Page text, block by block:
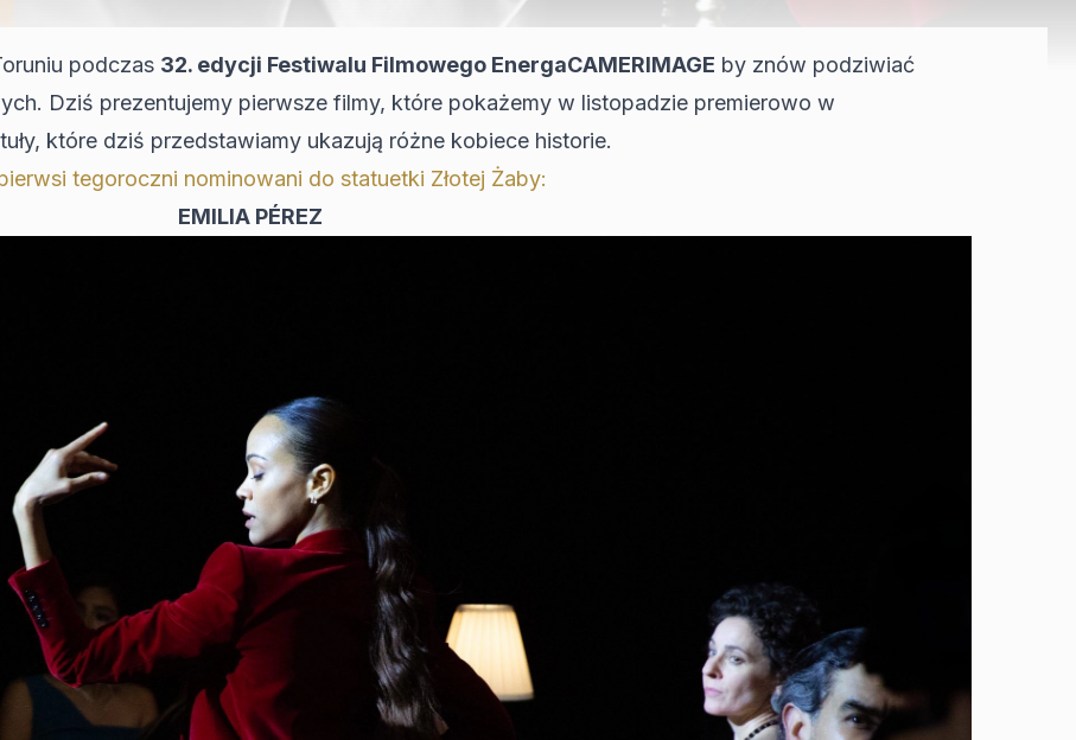
podczas 32. edycji Festiwalu Filmowego EnergaCAMERIMAGE by znów podziwiać
Dziś prezentujemy pierwsze filmy, które pokażemy w listopadzie premierowo w
które dziś przedstawiamy ukazują różne kobiece historie.
tegoroczni nominowani do statuetki Złotej Żaby:
EMILIA PÉREZ